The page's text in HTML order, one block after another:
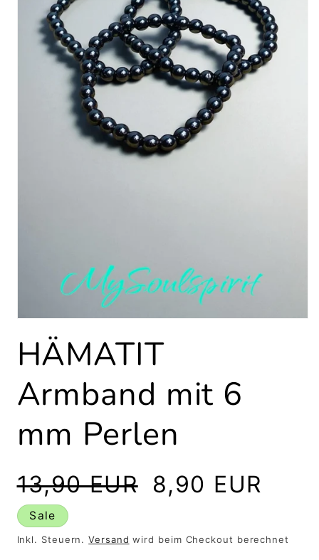
in
Modal
öffnen
HÄMATIT
Armband mit 6
mm Perlen
Normaler
Preis
13,90 EUR Verkaufspreis
8,90 EUR
Sale
Inkl. Steuern.Versand wird beim Checkout berechnet